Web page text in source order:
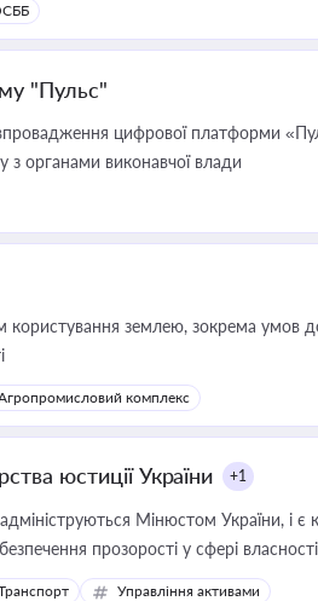
"Пульс"
цифрової платформи
з органами виконавчої влади
користування землею, зокрема умов
комплекс
юстиції України +1
Мінюстом України, і
прозорості у сфері
Управління активами